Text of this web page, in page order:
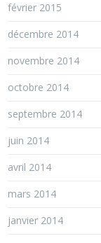
février 2015
décembre 2014
novembre 2014
octobre 2014
septembre 2014
juin 2014
avril 2014
mars 2014
janvier 2014